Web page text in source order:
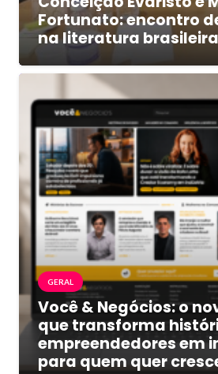
Fortunato: encontro
na literatura brasileira
GERAL
Você & Negócios: o
que transforma
empreendedores em
para quem quer